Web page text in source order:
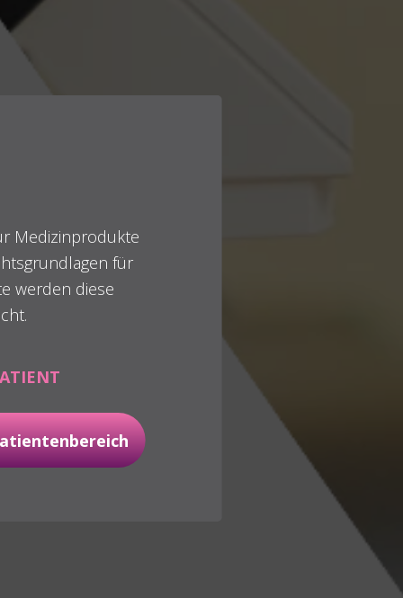
Medizinprodukte
für
werden diese